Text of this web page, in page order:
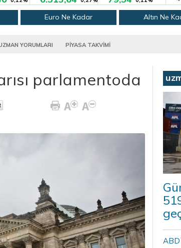
Euro Ne Kadar Altın Ne
YORUMLARI PİYASA TAKVİMİ
parlamentoda